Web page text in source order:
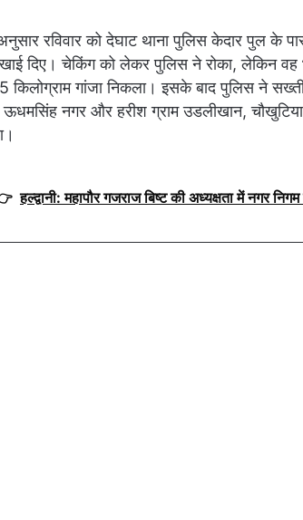
रविवार को देघाट थाना पुलिस केदार पुल के
दिए। चेकिंग को लेकर पुलिस ने रोका, लेकिन
किलोग्राम गांजा निकला। इसके बाद पुलिस ने
ऊधमसिंह नगर और हरीश ग्राम उडलीखान,
हल्द्वानी: महापौर गजराज बिष्ट की अध्यक्षता में नगर